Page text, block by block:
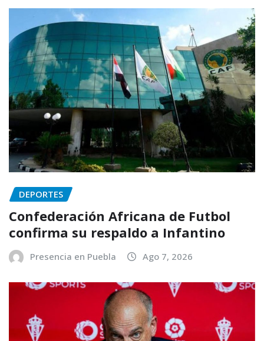
DEPORTES
Confederación Africana de Futbol
confirma su respaldo a Infantino
Presencia en Puebla Ago 7, 2026